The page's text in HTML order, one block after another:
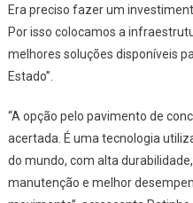
Era preciso fazer um
Por isso colocamos a
melhores soluções disponíveis
Estado”.
“A opção pelo pavimento de
acertada. É uma tecnologia
do mundo, com alta
manutenção e melhor